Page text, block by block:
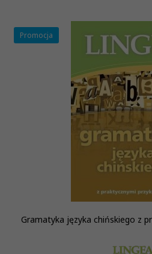
Promocja
Gramatyka języka chińskiego z